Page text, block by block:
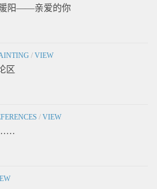
阳——亲爱的你
/ VIEW
区
/ VIEW
……